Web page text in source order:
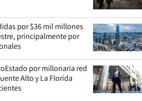
por $36 mil millones
principalmente por
por millonaria red
Alto y La Florida